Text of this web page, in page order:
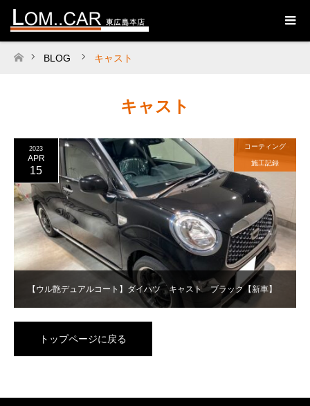
ホーム
BLOG キャスト
キャスト
【ウル艶デュアルコート】ダイハツ キャスト ブラック【新車】
2023
APR
15
コーティング
施工記録
トップページに戻る